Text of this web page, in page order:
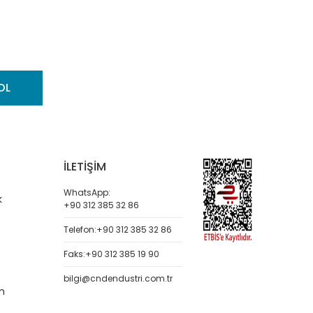
İLETİŞİM
WhatsApp:
+90 312 385 32 86
Telefon:+90 312 385 32 86
Faks:+90 312 385 19 90
bilgi@cndendustri.com.tr